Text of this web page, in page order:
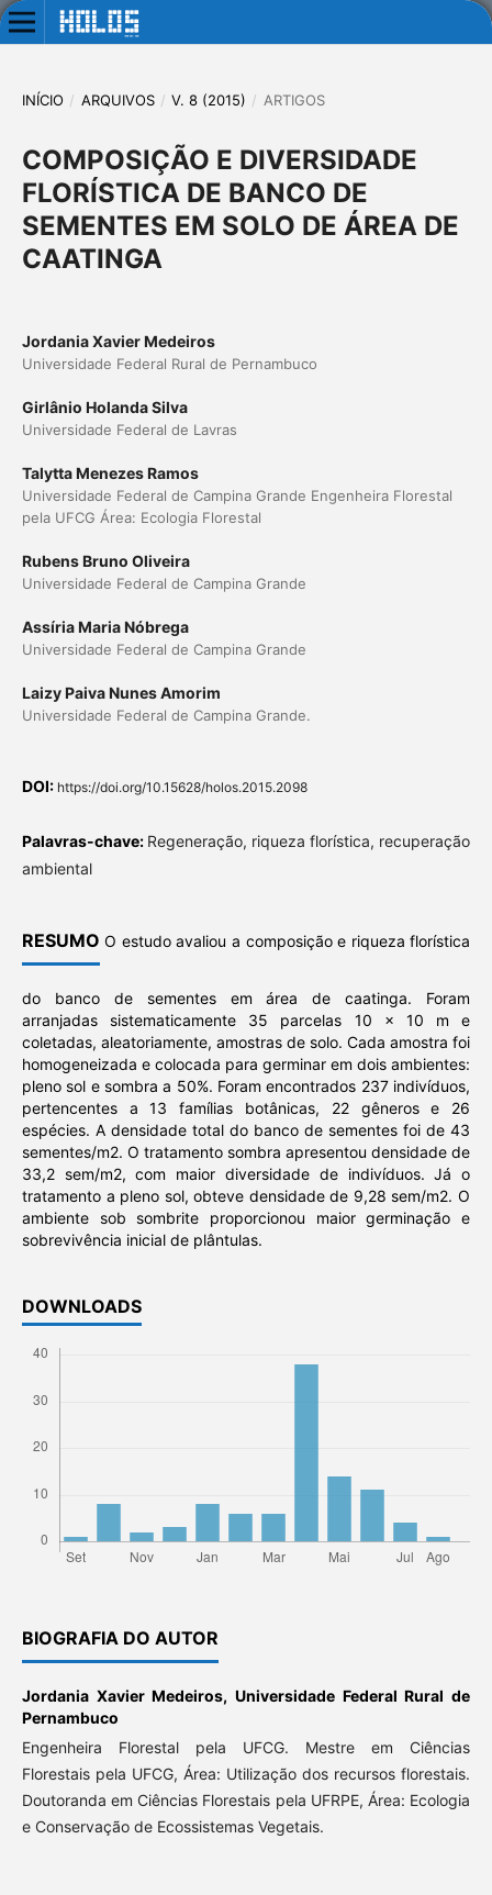
INÍCIO / ARQUIVOS / V. 8 (2015) / ARTIGOS
COMPOSIÇÃO E DIVERSIDADE
FLORÍSTICA DE BANCO DE
SEMENTES EM SOLO DE ÁREA DE
CAATINGA
Jordania Xavier Medeiros
Universidade Federal Rural de Pernambuco
Girlânio Holanda Silva
Universidade Federal de Lavras
Talytta Menezes Ramos
Universidade Federal de Campina Grande Engenheira Florestal
pela UFCG Área: Ecologia Florestal
Rubens Bruno Oliveira
Universidade Federal de Campina Grande
Assíria Maria Nóbrega
Universidade Federal de Campina Grande
Laizy Paiva Nunes Amorim
Universidade Federal de Campina Grande.
DOI: https://doi.org/10.15628/holos.2015.2098
Palavras-chave: Regeneração, riqueza florística, recuperação
ambiental
RESUMO O estudo avaliou a composição e riqueza florística
do banco de sementes em área de caatinga. Foram
arranjadas sistematicamente 35 parcelas 10 x 10 m e
coletadas, aleatoriamente, amostras de solo. Cada amostra foi
homogeneizada e colocada para germinar em dois ambientes:
pleno sol e sombra a 50%. Foram encontrados 237 indivíduos,
pertencentes a 13 famílias botânicas, 22 gêneros e 26
espécies. A densidade total do banco de sementes foi de 43
sementes/m2. O tratamento sombra apresentou densidade de
33,2 sem/m2, com maior diversidade de indivíduos. Já o
tratamento a pleno sol, obteve densidade de 9,28 sem/m2. O
ambiente sob sombrite proporcionou maior germinação e
sobrevivência inicial de plântulas.
DOWNLOADS
BIOGRAFIA DO AUTOR
Jordania Xavier Medeiros, Universidade Federal Rural de
Pernambuco
Engenheira Florestal pela UFCG. Mestre em Ciências
Florestais pela UFCG, Área: Utilização dos recursos florestais.
Doutoranda em Ciências Florestais pela UFRPE, Área: Ecologia
e Conservação de Ecossistemas Vegetais.